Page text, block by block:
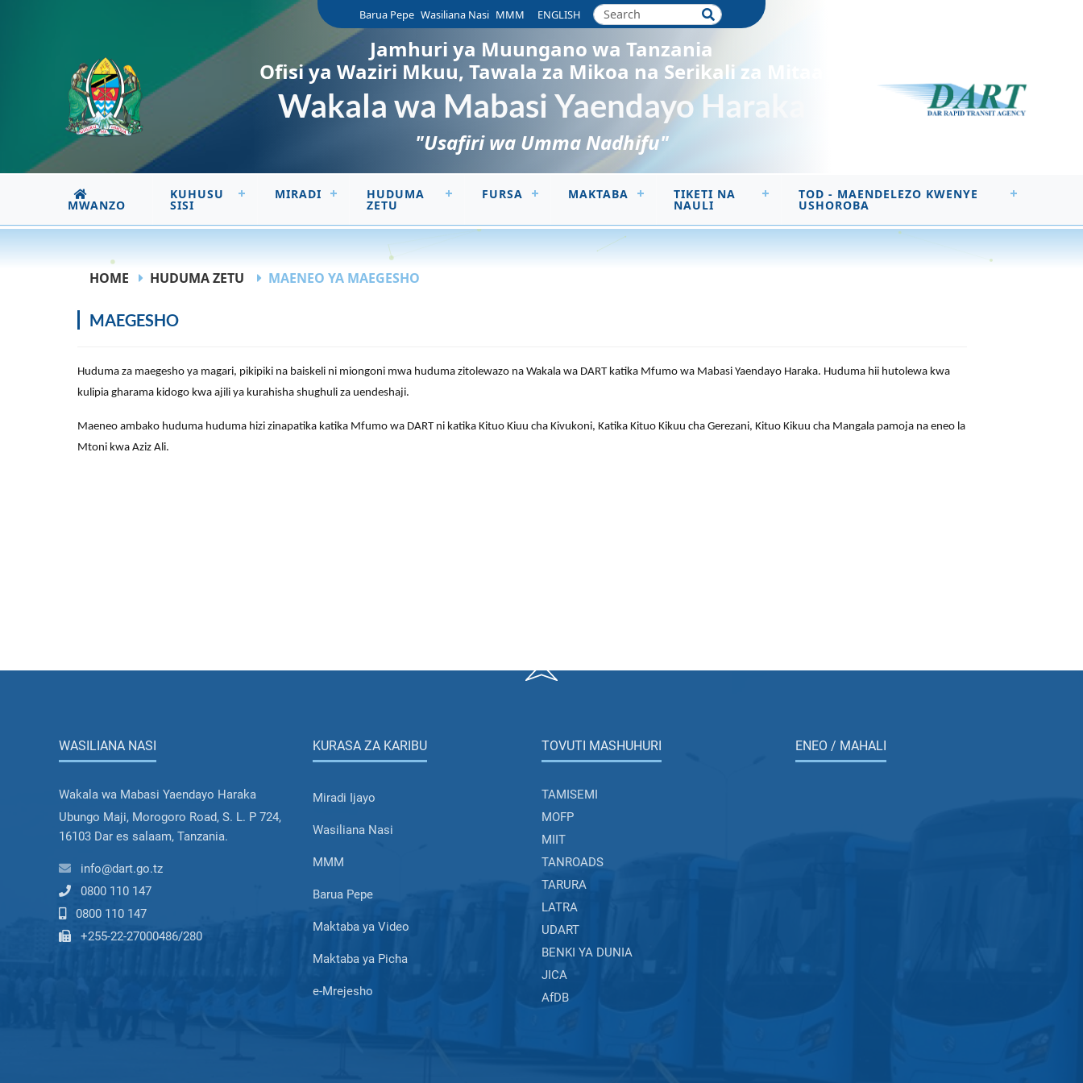
ENGLISH
MMM
Wasiliana Nasi
Barua Pepe
Jamhuri ya Muungano wa Tanzania
Ofisi ya Waziri Mkuu, Tawala za Mikoa na Serikali za Mitaa
Wakala wa Mabasi Yaendayo Haraka
"Usafiri wa Umma Nadhifu"
MWANZO
KUHUSU
SISI
MIRADI HUDUMA
ZETU
FURSA MAKTABA TIKETI NA
NAULI
TOD - MAENDELEZO KWENYE
USHOROBA
HOME HUDUMA ZETU MAENEO YA MAEGESHO
MAEGESHO
Huduma za maegesho ya magari, pikipiki na baiskeli ni miongoni mwa huduma zitolewazo na Wakala wa DART katika Mfumo wa Mabasi Yaendayo Haraka. Huduma hii hutolewa kwa
kulipia gharama kidogo kwa ajili ya kurahisha shughuli za uendeshaji.
Maeneo ambako huduma huduma hizi zinapatika katika Mfumo wa DART ni katika Kituo Kiuu cha Kivukoni, Katika Kituo Kikuu cha Gerezani, Kituo Kikuu cha Mangala pamoja na eneo la
Mtoni kwa Aziz Ali.
WASILIANA NASI
Wakala wa Mabasi Yaendayo Haraka
Ubungo Maji, Morogoro Road, S. L. P 724,
16103 Dar es salaam, Tanzania.
info@dart.go.tz
0800 110 147
0800 110 147
+255-22-27000486/280
KURASA ZA KARIBU
Miradi Ijayo
Wasiliana Nasi
MMM
Barua Pepe
Maktaba ya Video
Maktaba ya Picha
e-Mrejesho
TOVUTI MASHUHURI
TAMISEMI
MOFP
MIIT
TANROADS
TARURA
LATRA
UDART
BENKI YA DUNIA
JICA
AfDB
ENEO / MAHALI